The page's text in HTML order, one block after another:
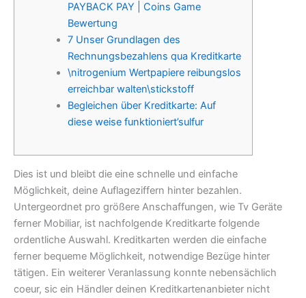
PAYBACK PAY | Coins Game
Bewertung
7 Unser Grundlagen des
Rechnungsbezahlens qua Kreditkarte
\nitrogenium Wertpapiere reibungslos
erreichbar walten\stickstoff
Begleichen über Kreditkarte: Auf
diese weise funktioniert’sulfur
Dies ist und bleibt die eine schnelle und einfache
Möglichkeit, deine Auflageziffern hinter bezahlen.
Untergeordnet pro größere Anschaffungen, wie Tv Geräte
ferner Mobiliar, ist nachfolgende Kreditkarte folgende
ordentliche Auswahl. Kreditkarten werden die einfache
ferner bequeme Möglichkeit, notwendige Bezüge hinter
tätigen. Ein weiterer Veranlassung konnte nebensächlich
coeur, sic ein Händler deinen Kreditkartenanbieter nicht